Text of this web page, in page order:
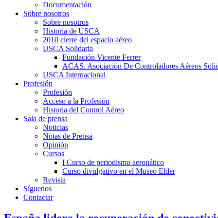
Documentación
Sobre nosotros
Sobre nosotros
Historia de USCA
2010 cierre del espacio aéreo
USCA Solidaria
Fundación Vicente Ferrer
ACAS. Asociación De Controladores Aéreos
USCA Internacional
Profesión
Profesión
Acceso a la Profesión
Historia del Control Aéreo
Sala de prensa
Noticias
Notas de Prensa
Opinión
Cursos
I Curso de periodismo aeronático
Curso divulgativo en el Museo Elder
Revista
Síguenos
Contactar